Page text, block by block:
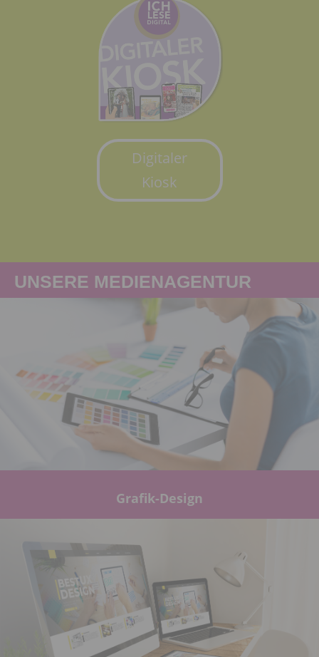
Digitaler
Kiosk
UNSERE MEDIENAGENTUR
Grafik-Design